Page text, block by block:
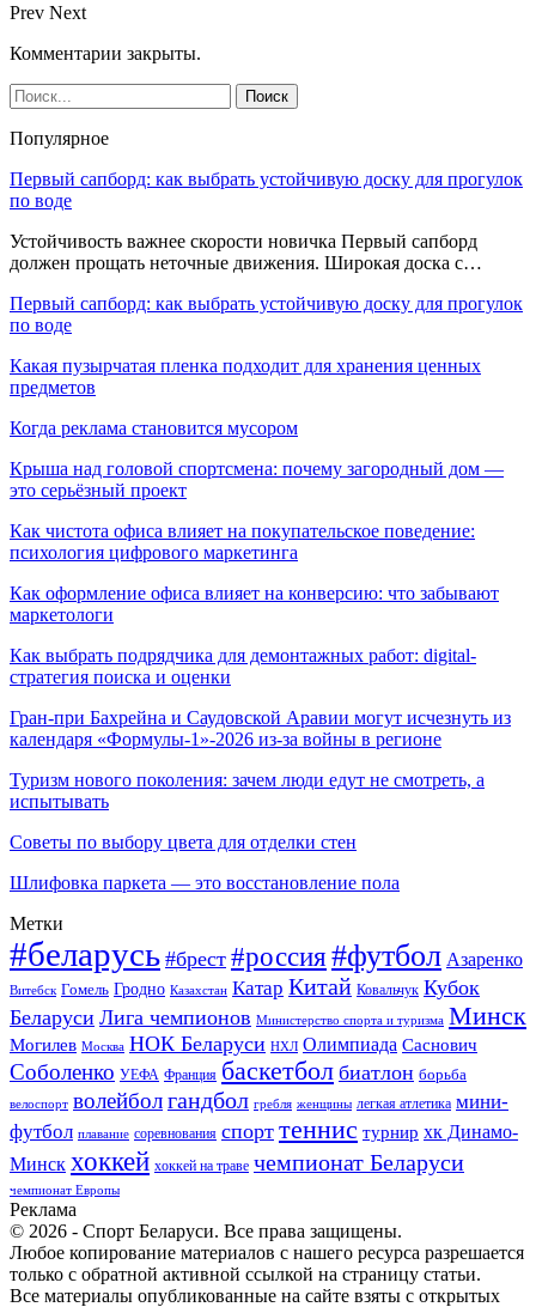
Prev Next
Комментарии закрыты.
Популярное
Первый сапборд: как выбрать устойчивую доску для прогулок
по воде
Устойчивость важнее скорости новичка Первый сапборд
должен прощать неточные движения. Широкая доска с…
Первый сапборд: как выбрать устойчивую доску для прогулок
по воде
Какая пузырчатая пленка подходит для хранения ценных
предметов
Когда реклама становится мусором
Крыша над головой спортсмена: почему загородный дом —
это серьёзный проект
Как чистота офиса влияет на покупательское поведение:
психология цифрового маркетинга
Как оформление офиса влияет на конверсию: что забывают
маркетологи
Как выбрать подрядчика для демонтажных работ: digital-
стратегия поиска и оценки
Гран-при Бахрейна и Саудовской Аравии могут исчезнуть из
календаря «Формулы-1»-2026 из-за войны в регионе
Туризм нового поколения: зачем люди едут не смотреть, а
испытывать
Советы по выбору цвета для отделки стен
Шлифовка паркета — это восстановление пола
Метки
#беларусь #брест #россия#футбол Азаренко
Витебск Гомель Гродно Казахстан Катар Китай Ковальчук Кубок
Беларуси Лига чемпионов Министерство спорта и туризма Минск
Могилев Москва НОК Беларуси НХЛ Олимпиада Саснович
Соболенко УЕФА Франция баскетбол биатлон борьба
велоспорт волейболгандбол гребля женщины легкая атлетика мини-
футбол плавание соревнования спорт теннис турнир хк Динамо-
Минск хоккей хоккей на траве чемпионат Беларуси
чемпионат Европы
Реклама
© 2026 - Спорт Беларуси. Все права защищены.
Любое копирование материалов с нашего ресурса разрешается
только с обратной активной ссылкой на страницу статьи.
Все материалы опубликованные на сайте взяты с открытых